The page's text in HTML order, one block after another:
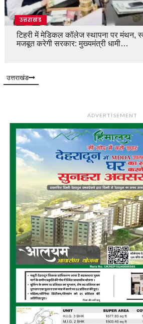
उत्तराखंड
टिहरी में मेडिकल कॉलेज स्थापना पर मंथन,
मजबूत करेगी सरकार: मुख्यमंत्री धामी…
उत्तराखंड
ADVERTISEMENT